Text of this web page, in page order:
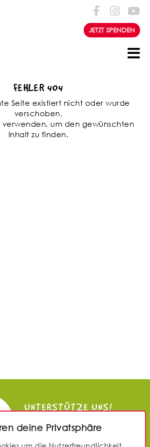
deine Privatsphäre
JETZT SPENDEN
FEHLER 404
Seite existiert nicht oder wurde
verschoben.
verwenden, um den gewünschten
Inhalt zu finden.
UNTERSTÜTZE UNS!
JETZT SPENDEN